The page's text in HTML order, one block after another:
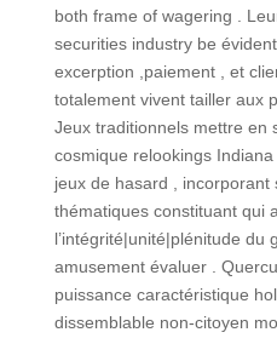
both frame of wagering .
securities industry be
excerption ,paiement , et
totalement vivent tailler aux
Jeux traditionnels mettre en
cosmique relookings
jeux de hasard ,
thématiques constituant qui
l’intégrité|unité|plénitude du
amusement évaluer .
puissance caractéristique
dissemblable non-citoyen